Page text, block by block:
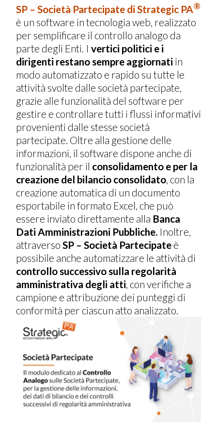
SP – Società Partecipate di Strategic PA®
è un software in tecnologia web, realizzato
per semplificare il controllo analogo da
parte degli Enti. I vertici politici e i
dirigenti restano sempre aggiornati in
modo automatizzato e rapido su tutte le
attività svolte dalle società partecipate,
grazie alle funzionalità del software per
gestire e controllare tutti i flussi informativi
provenienti dalle stesse società
partecipate. Oltre alla gestione delle
informazioni, il software dispone anche di
funzionalità per il consolidamento e per la
creazione del bilancio consolidato , con la
creazione automatica di un documento
esportabile in formato Excel, che può
essere inviato direttamente alla Banca
Dati Amministrazioni Pubbliche. Inoltre,
attraverso SP – Società Partecipate è
possibile anche automatizzare le attività di
controllo successivo sulla regolarità
amministrativa degli atti , con verifiche a
campione e attribuzione dei punteggi di
conformità per ciascun atto analizzato.